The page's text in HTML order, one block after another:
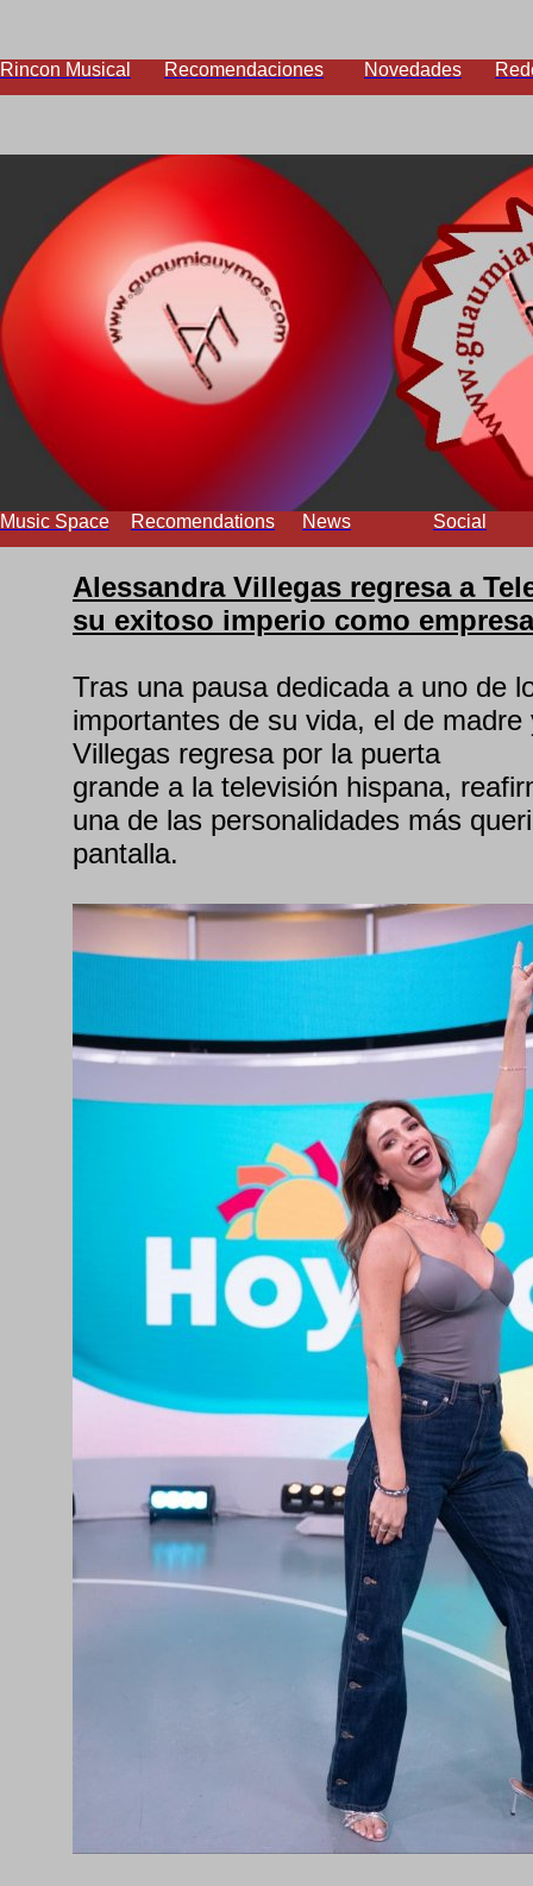
Rincon Musical Recomendaciones Novedades
Music Space Recomendations News Social
Alessandra Villegas regresa a
su exitoso imperio como
Tras una pausa dedicada a uno de
importantes de su vida, el de
Villegas regresa por la puerta
grande a la televisión hispana,
una de las personalidades más
pantalla.